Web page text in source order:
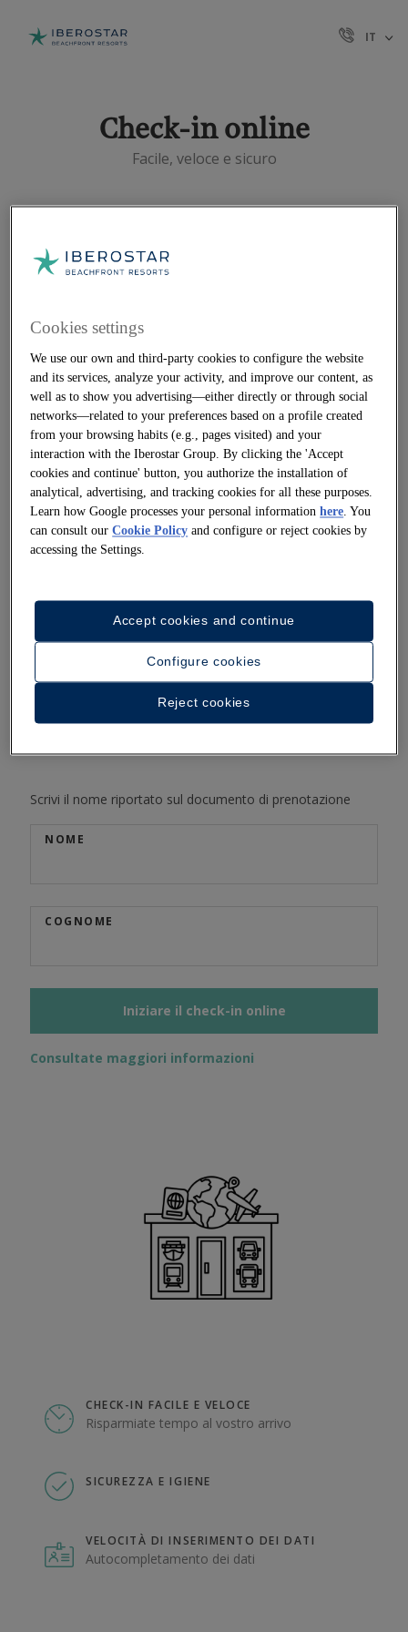
IT
Check-in online
Facile, veloce e sicuro
Iberostar.com o tramite un'agenzia di viaggi,
fin da subito.
*Alcuni hotel sono esclusi Iberostar Waves
Saïdia, Iberostar Waves Founty Beach, Iberostar
Selection Creta Marine e Iberostar Waves Creta
Panorama & Mare.
Inizia il check-in online qui
SELEZIONA UN HOTEL
DATA DI ARRIVO
DATA DI CHECK-OUT
Scrivi il nome riportato sul documento di prenotazione
NOME
COGNOME
Iniziare il check-in online
Consultate maggiori informazioni
CHECK-IN FACILE E VELOCE
Risparmiate tempo al vostro arrivo
SICUREZZA E IGIENE
VELOCITÀ DI INSERIMENTO DEI DATI
Autocompletamento dei dati
Cookies settings
We use our own and third-party cookies to configure the website
and its services, analyze your activity, and improve our content, as
well as to show you advertising—either directly or through social
networks—related to your preferences based on a profile created
from your browsing habits (e.g., pages visited) and your
interaction with the Iberostar Group. By clicking the 'Accept
cookies and continue' button, you authorize the installation of
analytical, advertising, and tracking cookies for all these purposes.
Learn how Google processes your personal informationhere. You
can consult ourCookie Policy and configure or reject cookies by
accessing the Settings.
Configure cookies
Reject cookies
Accept cookies and continue